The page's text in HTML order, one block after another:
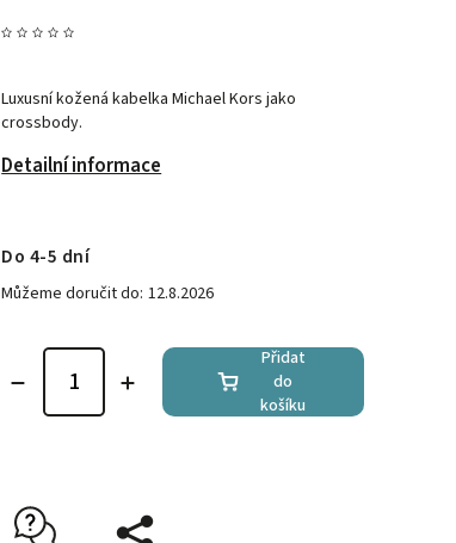
Luxusní kožená kabelka Michael Kors jako
crossbody.
Detailní informace
Do 4-5 dní
Můžeme doručit do: 12.8.2026
Přidat
do
košíku